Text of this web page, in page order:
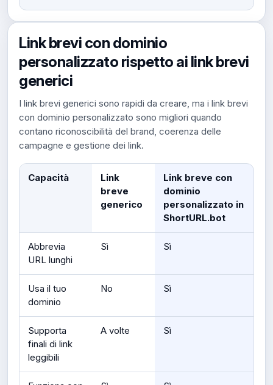
Link brevi con dominio
personalizzato rispetto ai link brevi
generici
I link brevi generici sono rapidi da creare, ma i link brevi
con dominio personalizzato sono migliori quando
contano riconoscibilità del brand, coerenza delle
campagne e gestione dei link.
Capacità
Link
breve
generico
Link breve con
dominio
personalizzato in
ShortURL.bot
Abbrevia
URL lunghi
Sì Sì
Usa il tuo
dominio
No Sì
Supporta
finali di link
leggibili
A volte Sì